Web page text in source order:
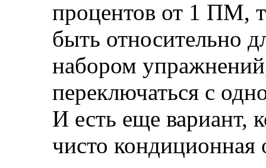
процентов от 1 ПМ,
быть относительно
набором
переключаться с
И есть еще вариант,
чисто кондиционная